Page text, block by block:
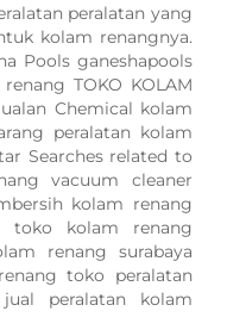
peralatan yang
kolam renangnya.
Pools ganeshapools
TOKO KOLAM
Chemical kolam
peralatan kolam
Searches related to
vacuum cleaner
kolam renang
toko kolam renang
renang surabaya
toko peralatan
peralatan kolam